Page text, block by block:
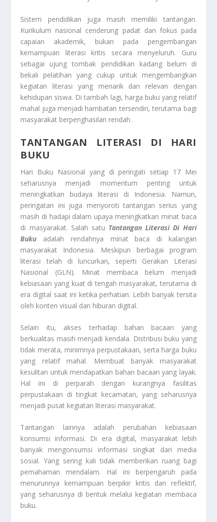
Sistem pendidikan juga masih memiliki tantangan.
Kurikulum nasional cenderung padat dan fokus pada
capaian akademik, bukan pada pengembangan
kemampuan literasi kritis secara menyeluruh. Guru
sebagai ujung tombak pendidikan kadang belum di
bekali pelatihan yang cukup untuk mengembangkan
kegiatan literasi yang menarik dan relevan dengan
kehidupan siswa. Di tambah lagi, harga buku yang relatif
mahal juga menjadi hambatan tersendiri, terutama bagi
masyarakat berpenghasilan rendah.
TANTANGAN LITERASI DI HARI
BUKU
Hari Buku Nasional yang di peringati setiap 17 Mei
seharusnya menjadi momentum penting untuk
meningkatkan budaya literasi di Indonesia. Namun,
peringatan ini juga menyoroti tantangan serius yang
masih di hadapi dalam upaya meningkatkan minat baca
di masyarakat. Salah satu Tantangan Literasi Di Hari
Buku adalah rendahnya minat baca di kalangan
masyarakat Indonesia. Meskipun berbagai program
literasi telah di luncurkan, seperti Gerakan Literasi
Nasional (GLN). Minat membaca belum menjadi
kebiasaan yang kuat di tengah masyarakat, terutama di
era digital saat ini ketika perhatian. Lebih banyak tersita
oleh konten visual dan hiburan digital.
Selain itu, akses terhadap bahan bacaan yang
berkualitas masih menjadi kendala. Distribusi buku yang
tidak merata, minimnya perpustakaan, serta harga buku
yang relatif mahal. Membuat banyak masyarakat
kesulitan untuk mendapatkan bahan bacaan yang layak.
Hal ini di perparah dengan kurangnya fasilitas
perpustakaan di tingkat kecamatan, yang seharusnya
menjadi pusat kegiatan literasi masyarakat.
Tantangan lainnya adalah perubahan kebiasaan
konsumsi informasi. Di era digital, masyarakat lebih
banyak mengonsumsi informasi singkat dari media
sosial. Yang sering kali tidak memberikan ruang bagi
pemahaman mendalam. Hal ini berpengaruh pada
menurunnya kemampuan berpikir kritis dan reflektif,
yang seharusnya di bentuk melalui kegiatan membaca
buku.